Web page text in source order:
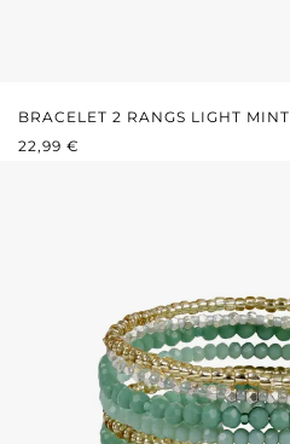
BRACELET 2 RANGS LIGHT MINT
PRIX RÉGULIER :
22,99 €